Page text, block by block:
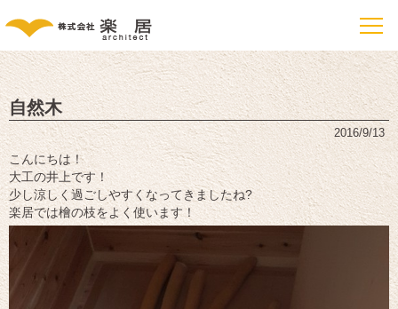
自然木
2016/9/13
こんにちは！
大工の井上です！
少し涼しく過ごしやすくなってきましたね?
楽居では檜の枝をよく使います！